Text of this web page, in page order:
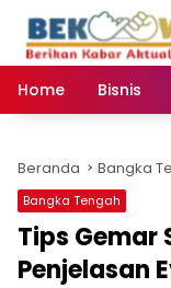
konten
Home
Bisnis
Beranda Bangka
Bangka Tengah
Tips Gemar
Penjelasan